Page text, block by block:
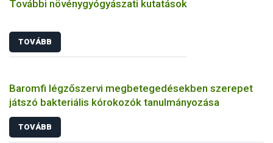
További növénygyógyászati kutatások
TOVÁBB
Baromfi légzőszervi megbetegedésekben szerepet
játszó bakteriális kórokozók tanulmányozása
TOVÁBB